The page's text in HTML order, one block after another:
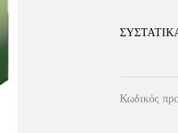
Κωδικός